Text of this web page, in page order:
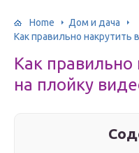
Home
Дом и дача
Как правильно накрутить
Как правильно
на плойку